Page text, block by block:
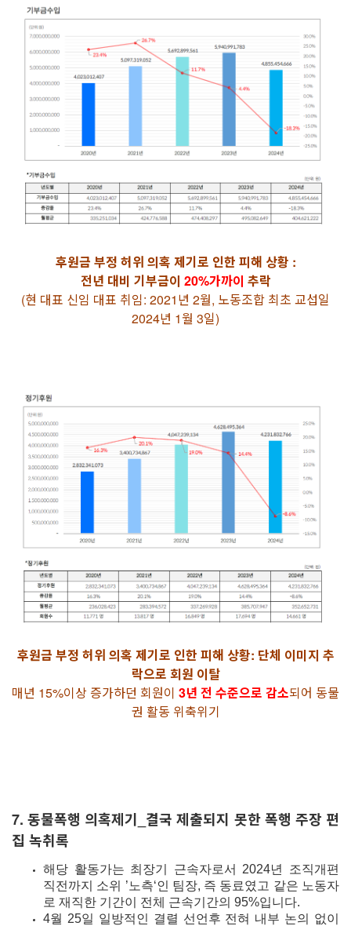
후원금 부정 허위 의혹 제기로 인한 피해 상황 :
전년 대비 기부금이 20%가까이 추락
(현 대표 신임 대표 취임: 2021년 2월, 노동조합 최초 교섭일
2024년 1월 3일)
후원금 부정 허위 의혹 제기로 인한 피해 상황: 단체 이미지 추
락으로 회원 이탈
매년 15%이상 증가하던 회원이 3년 전 수준으로 감소되어 동물
권 활동 위축위기
7. 동물폭행 의혹제기_결국 제출되지 못한 폭행 주장 편
집 녹취록
해당 활동가는 최장기 근속자로서 2024년 조직개편
직전까지 소위 ’노측‘인 팀장, 즉 동료였고 같은 노동자
로 재직한 기간이 전체 근속기간의 95%입니다.
4월 25일 일방적인 결렬 선언후 전혀 내부 논의 없이